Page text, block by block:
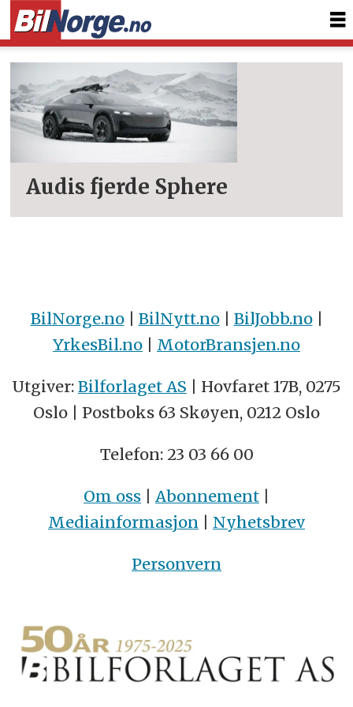
Tag:
activesphere
Audis fjerde Sphere
BilNorge.no| BilNytt.no| BilJobb.no|
YrkesBil.no | MotorBransjen.no
Utgiver: Bilforlaget AS | Hovfaret 17B, 0275
Oslo | Postboks 63 Skøyen, 0212 Oslo
Telefon: 23 03 66 00
Om oss | Abonnement |
Mediainformasjon | Nyhetsbrev
Personvern